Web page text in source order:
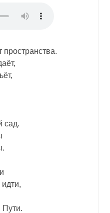
сад.
Пути.